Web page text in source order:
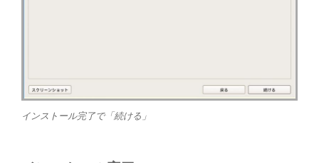
インストール完了で「続ける」